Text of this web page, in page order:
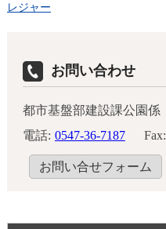
レジャー
お問い合わせ
都市基盤部建設課公園係
電話: 0547-36-7187 Fax:
お問い合せフォーム